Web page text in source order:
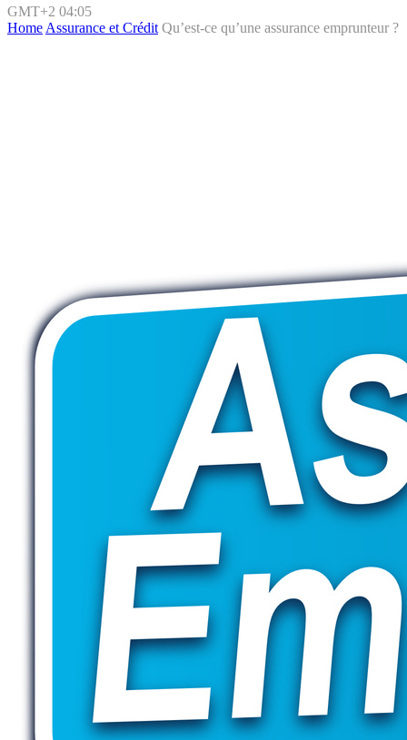
GMT+2 04:05
Home Assurance et Crédit Qu’est-ce qu’une assurance emprunteur ?